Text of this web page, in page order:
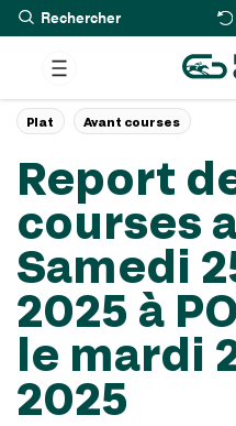
Rechercher
Report
courses
Samedi
2025 à
le mardi
2025
Plat Avant courses